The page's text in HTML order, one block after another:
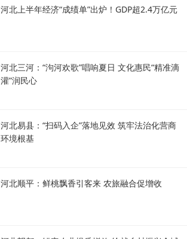
河北上半年经济“成绩单”出炉！GDP超2.4万亿元
河北三河：“泃河欢歌”唱响夏日 文化惠民“精准滴
灌”润民心
河北易县：“扫码入企”落地见效 筑牢法治化营商
环境根基
河北顺平：鲜桃飘香引客来 农旅融合促增收